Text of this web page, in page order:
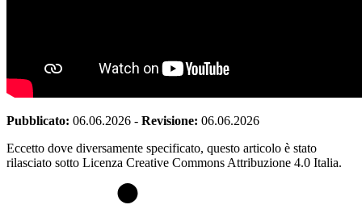
Pubblicato: 06.06.2026 - Revisione: 06.06.2026
Eccetto dove diversamente specificato, questo articolo è stato
rilasciato sotto Licenza Creative Commons Attribuzione 4.0 Italia.